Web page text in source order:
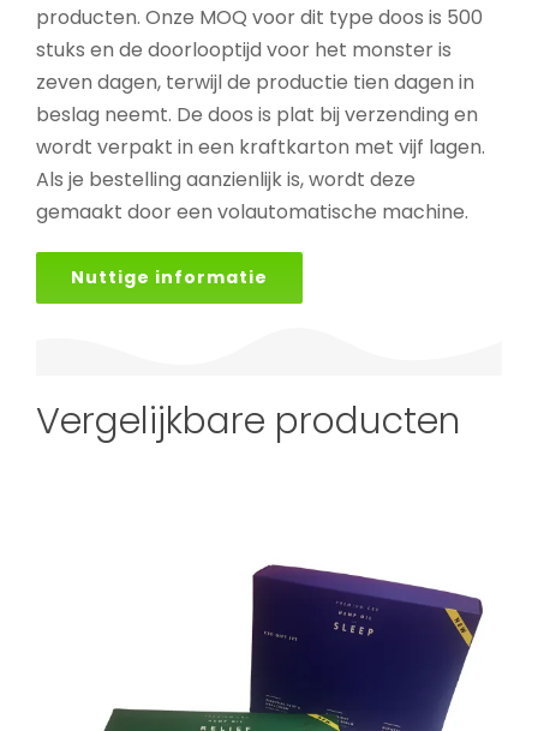
producten. Onze MOQ voor dit type doos is 500
stuks en de doorlooptijd voor het monster is
zeven dagen, terwijl de productie tien dagen in
beslag neemt. De doos is plat bij verzending en
wordt verpakt in een kraftkarton met vijf lagen.
Als je bestelling aanzienlijk is, wordt deze
gemaakt door een volautomatische machine.
Nuttige informatie
Vergelijkbare producten